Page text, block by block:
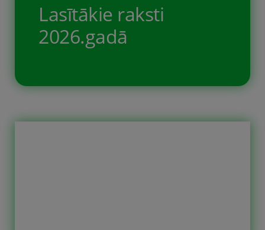
Lasītākie raksti
2026.gadā
Šie ir 2026. gada apmeklētākie raksti.